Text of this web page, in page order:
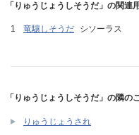
「りゅうじょうしそうだ」の関連
竜驤しそうだ シソーラス
「りゅうじょうしそうだ」の隣の
りゅうじょうされ